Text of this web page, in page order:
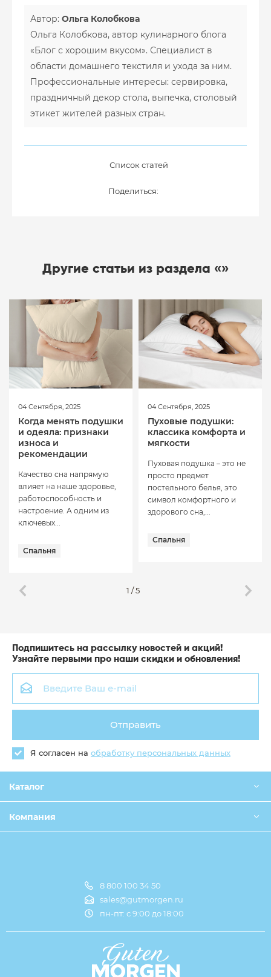
Оплата и доставка
Автор: Ольга Колобкова
Ольга Колобкова, автор кулинарного блога
«Блог с хорошим вкусом». Специалист в
области домашнего текстиля и ухода за ним.
Профессиональные интересы: сервировка,
праздничный декор стола, выпечка, столовый
этикет жителей разных стран.
Список статей
Поделиться:
Другие статьи из раздела «»
04 Сентября, 2025
Когда менять подушки
и одеяла: признаки
износа и
рекомендации
Качество сна напрямую
влияет на наше здоровье,
работоспособность и
настроение. А одним из
ключевых...
Спальня
04 Сентября, 2025
Пуховые подушки:
классика комфорта и
мягкости
Пуховая подушка – это не
просто предмет
постельного белья, это
символ комфортного и
здорового сна,...
Спальня
1 /5
Подпишитесь на рассылку новостей и акций!
Узнайте первыми про наши скидки и обновления!
Отправить
Я согласен на обработку персональных данных
Каталог
Компания
8 800 100 34 50
sales@gutmorgen.ru
пн-пт: с 9:00 до 18:00